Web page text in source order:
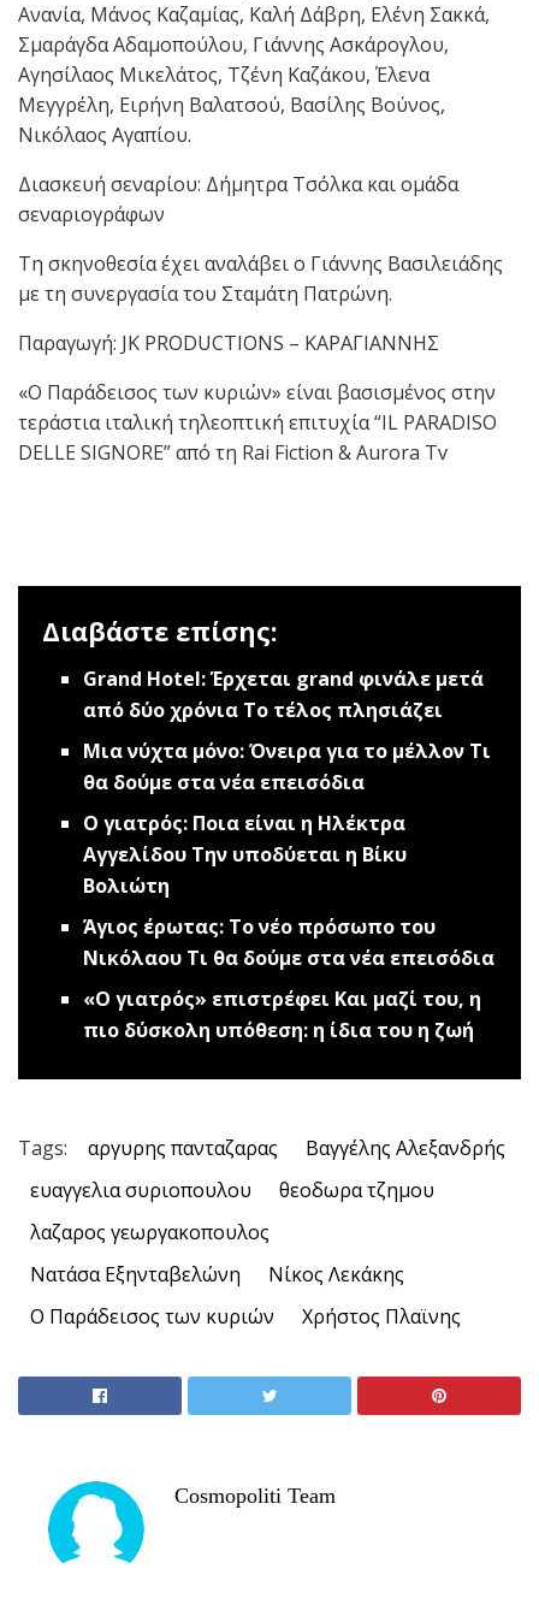
Ανανία, Μάνος Καζαμίας, Καλή Δάβρη, Ελένη Σακκά,
Σμαράγδα Αδαμοπούλου, Γιάννης Ασκάρογλου,
Αγησίλαος Μικελάτος, Τζένη Καζάκου, Έλενα
Μεγγρέλη, Ειρήνη Βαλατσού, Βασίλης Βούνος,
Νικόλαος Αγαπίου.
Διασκευή σεναρίου: Δήμητρα Τσόλκα και ομάδα
σεναριογράφων
Τη σκηνοθεσία έχει αναλάβει ο Γιάννης Βασιλειάδης
με τη συνεργασία του Σταμάτη Πατρώνη.
Παραγωγή: JK PRODUCTIONS – ΚΑΡΑΓΙΑΝΝΗΣ
«Ο Παράδεισος των κυριών» είναι βασισμένος στην
τεράστια ιταλική τηλεοπτική επιτυχία “IL PARADISO
DELLE SIGNORE” από τη Rai Fiction & Aurora Tv
Διαβάστε επίσης:
Grand Hotel: Έρχεται grand φινάλε μετά
από δύο χρόνια Το τέλος πλησιάζει
Μια νύχτα μόνο: Όνειρα για το μέλλον Τι
θα δούμε στα νέα επεισόδια
Ο γιατρός: Ποια είναι η Ηλέκτρα
Αγγελίδου Την υποδύεται η Βίκυ
Βολιώτη
Άγιος έρωτας: Το νέο πρόσωπο του
Νικόλαου Τι θα δούμε στα νέα επεισόδια
«Ο γιατρός» επιστρέφει Και μαζί του, η
πιο δύσκολη υπόθεση: η ίδια του η ζωή
Tags: αργυρης πανταζαρας
Βαγγέλης Αλεξανδρής
ευαγγελια συριοπουλου
θεοδωρα τζημου
λαζαρος γεωργακοπουλος
Νατάσα Εξηνταβελώνη
Νίκος Λεκάκης
Ο Παράδεισος των κυριών
Χρήστος Πλαϊνης
Cosmopoliti Team